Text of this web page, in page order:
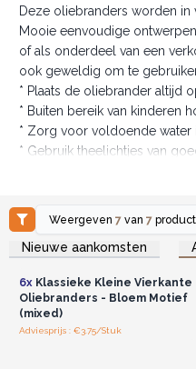
Deze oliebranders worden
Mooie eenvoudige
of als onderdeel van een
ook geweldig om te
* Plaats de oliebrander altijd
* Buiten bereik van kinderen
* Zorg voor voldoende water
* Gebruik theelichtjes van
* Laat het nooit onbeheerd
* Als de vlam gevaarlijk
te doven
Onverslaanbare waarde en
Weergeven7 van7
Nieuwe aankomsten
Log in of registreer u voor
groothandelsprijzen.
6xKlassieke Kleine Vierkante
Oliebranders - Bloem Motief
(mixed)
Adviesprijs : €3.75/Stuk